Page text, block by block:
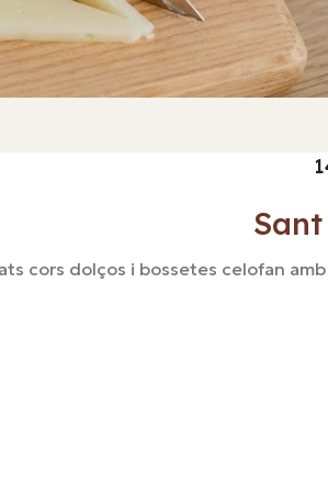
cors dolços i bossetes celofan